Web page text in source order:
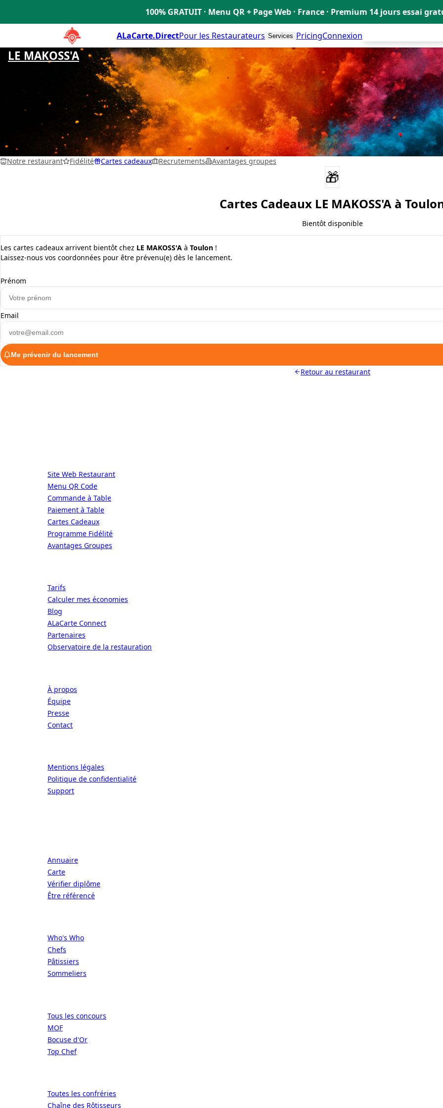
100% GRATUIT · Menu QR + Page Web · France · Premium 14 jours essai
ALaCarte.DirectPour les Restaurateurs Services PricingConnexion
LE MAKOSS'A
Notre restaurant Fidélité Cartes cadeaux Recrutements Avantages groupes
🎁
Cartes Cadeaux LE MAKOSS'A à
Bientôt disponible
Les cartes cadeaux arrivent bientôt chez LE MAKOSS'A à Toulon !
Laissez-nous vos coordonnées pour être prévenu(e) dès le lancement.
Prénom
Email
Me prévenir du lancement
Retour au restaurant
Site Web Restaurant
Menu QR Code
Commande à Table
Paiement à Table
Cartes Cadeaux
Programme Fidélité
Avantages Groupes
Tarifs
Calculer mes économies
Blog
ALaCarte Connect
Partenaires
Observatoire de la restauration
À propos
Équipe
Presse
Contact
Mentions légales
Politique de confidentialité
Support
Annuaire
Carte
Vérifier diplôme
Être référencé
Who's Who
Chefs
Pâtissiers
Sommeliers
Tous les concours
MOF
Bocuse d'Or
Top Chef
Toutes les confréries
Chaîne des Rôtisseurs